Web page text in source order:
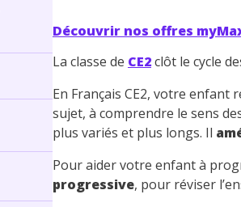
Découvrir nos offres
La classe de CE2clôt le cycle
En Français CE2, votre enfant
sujet, à comprendre le sens
plus variés et plus longs. Il
Pour aider votre enfant à
progressive, pour réviser